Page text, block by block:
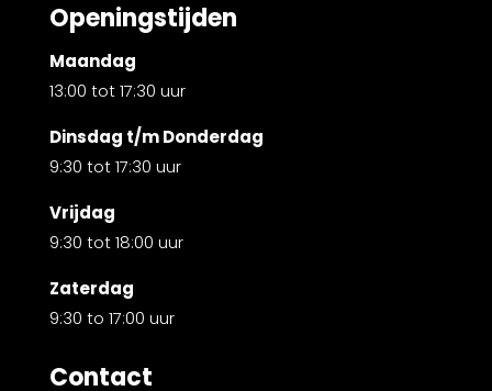
Openingstijden
Maandag
13:00 tot 17:30 uur
Dinsdag t/m Donderdag
9:30 tot 17:30 uur
Vrijdag
9:30 tot 18:00 uur
Zaterdag
9:30 to 17:00 uur
Contact